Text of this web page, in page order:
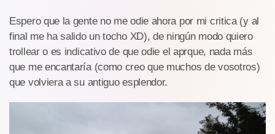
Espero que la gente no me odie ahora por mi critica (y al
final me ha salido un tocho XD), de ningún modo quiero
trollear o es indicativo de que odie el aprque, nada más
que me encantaría (como creo que muchos de vosotros)
que volviera a su antiguo esplendor.